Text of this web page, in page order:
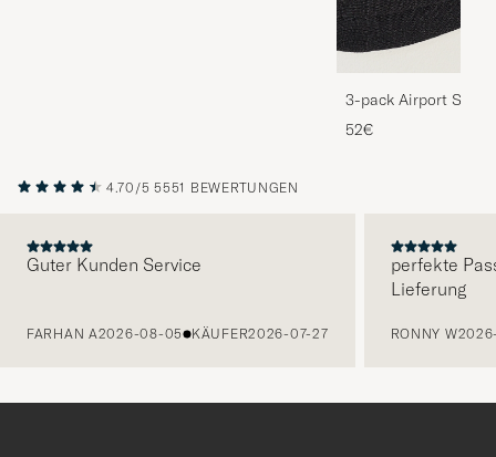
3-pack Airport
Melange
52€
4.70/5 5551 BEWERTUNGEN
Guter Kunden Service
FARHAN A2026-08-05 KÄUFER2026-07-27
perfekte
Lieferung
RONNY W